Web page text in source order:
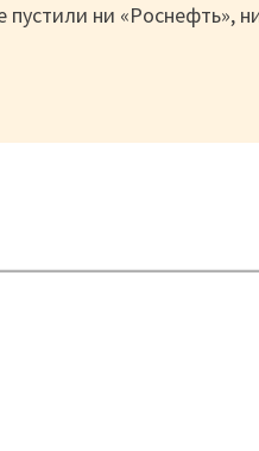
ни «Роснефть»,